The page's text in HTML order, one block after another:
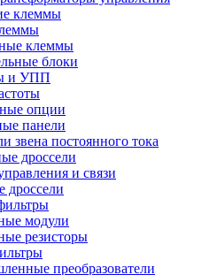
клеммы
клеммы
блоки
и УПП
опции
панели
звена постоянного тока
дроссели
и связи
дроссели
модули
резисторы
преобразователи